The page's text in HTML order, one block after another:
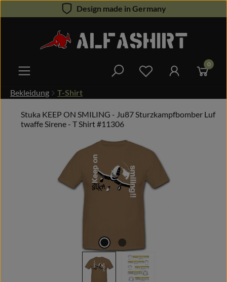
Zum Hauptinhalt springenDesign made in Germany
Du hast 0 0
Bekleidung T-Shirt
Stuka KEEP ON SMILING - Ju87 Sturzkampfbomber Luf
twaffe Sirene - T Shirt #11306
Bildergalerie überspringen